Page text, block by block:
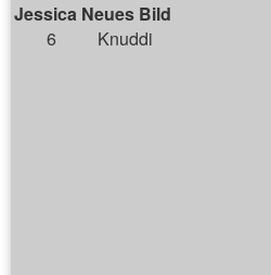
Jessica Neues Bild
6
Knuddi